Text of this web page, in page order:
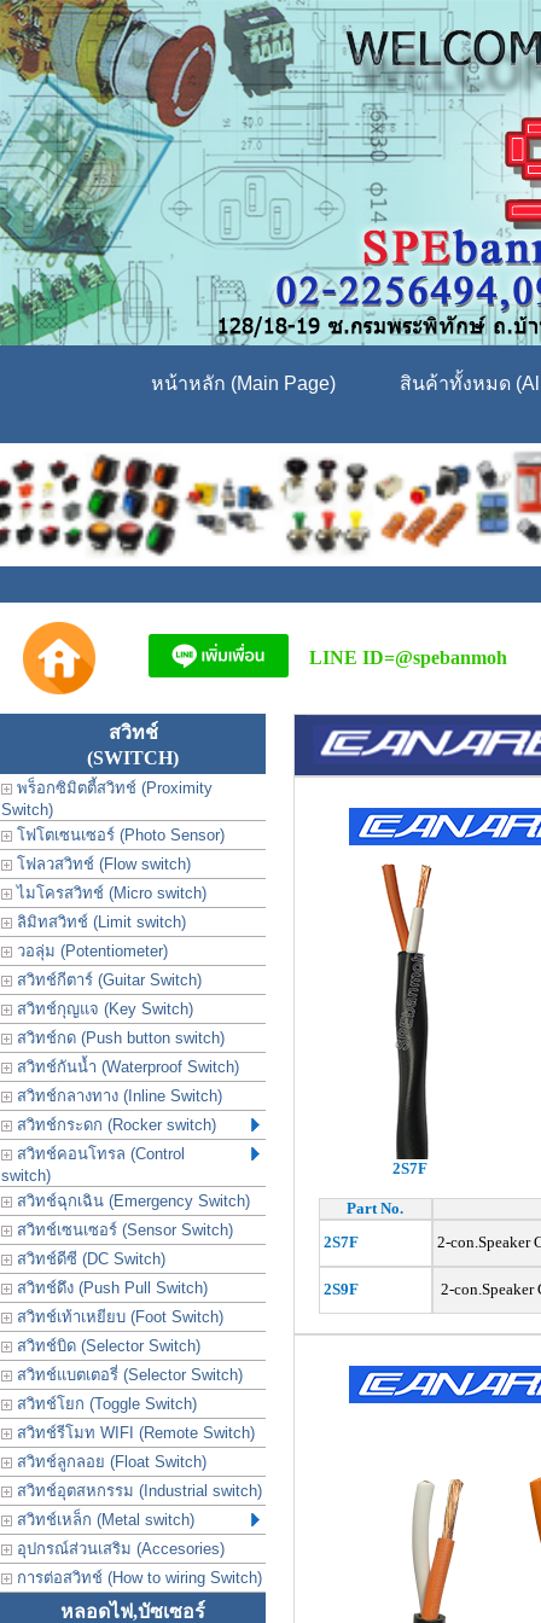
หน้าหลัก (Main Page) สินค้าทั้งหมด
LINE ID=@spebanmoh
สวิทช์
(SWITCH)
พร็อกซิมิตตี้สวิทช์ (Proximity
Switch)
โฟโตเซนเซอร์ (Photo Sensor)
โฟลวสวิทช์ (Flow switch)
ไมโครสวิทช์ (Micro switch)
ลิมิทสวิทช์ (Limit switch)
วอลุ่ม (Potentiometer)
สวิทช์กีตาร์ (Guitar Switch)
สวิทช์กุญแจ (Key Switch)
สวิทช์กด (Push button switch)
สวิทช์กันน้ำ (Waterproof Switch)
สวิทช์กลางทาง (Inline Switch)
สวิทช์กระดก (Rocker switch)
สวิทช์คอนโทรล (Control
switch)
สวิทช์ฉุกเฉิน (Emergency Switch)
สวิทช์เซนเซอร์ (Sensor Switch)
สวิทช์ดีซี (DC Switch)
สวิทช์ดึง (Push Pull Switch)
สวิทช์เท้าเหยียบ (Foot Switch)
สวิทช์บิด (Selector Switch)
สวิทช์แบตเตอรี่ (Selector Switch)
สวิทช์โยก (Toggle Switch)
สวิทช์รีโมท WIFI (Remote Switch)
สวิทช์ลูกลอย (Float Switch)
สวิทช์อุตสหกรรม (Industrial switch)
สวิทช์เหล็ก (Metal switch)
อุปกรณ์ส่วนเสริม (Accesories)
การต่อสวิทช์ (How to wiring Switch)
หลอดไฟ,บัซเซอร์
2S7F
Part No.
2S7F
2-con.Speaker
2S9F 2-